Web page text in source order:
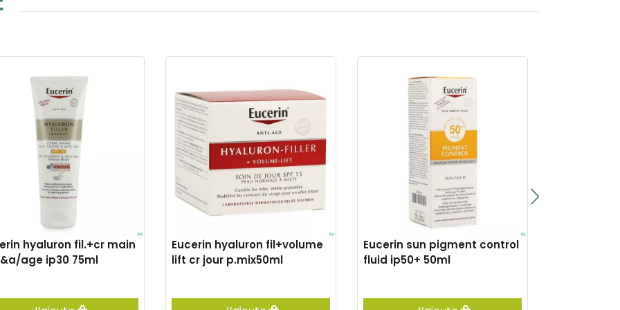
hyaluron fil.+cr main
age ip30 75ml
Eucerin hyaluron fil+volume
lift cr jour p.mix50ml
Eucerin sun pigment control
fluid ip50+ 50ml